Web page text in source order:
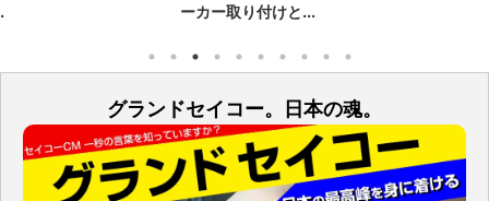
ーカー取り付けと...
グランドセイコー。日本の魂。